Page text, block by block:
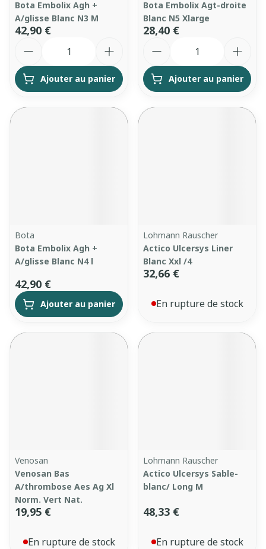
Bota Embolix Agh +
A/glisse Blanc N3 M
42,90 €
Ajouter au panier
Bota Embolix Agt-droite
Blanc N5 Xlarge
28,40 €
Ajouter au panier
Bota
Bota Embolix Agh +
A/glisse Blanc N4 l
42,90 €
Ajouter au panier
Lohmann Rauscher
Actico Ulcersys Liner
Blanc Xxl /4
32,66 €
En rupture de stock
Venosan
Venosan Bas
A/thrombose Aes Ag Xl
Norm. Vert Nat.
19,95 €
En rupture de stock
Lohmann Rauscher
Actico Ulcersys Sable-
blanc/ Long M
48,33 €
En rupture de stock